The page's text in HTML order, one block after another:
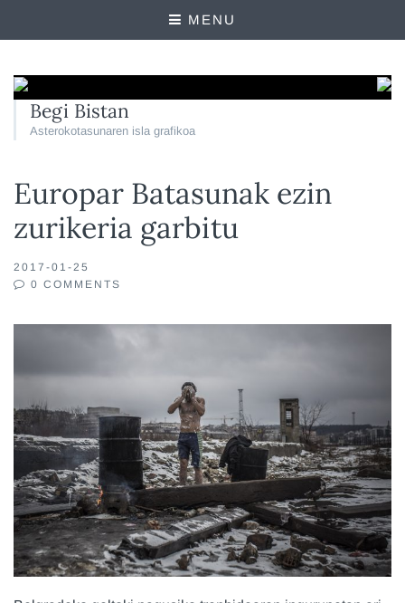
MENU
Begi Bistan
Asterokotasunaren isla grafikoa
Europar Batasunak ezin
zurikeria garbitu
2017-01-25
0 COMMENTS